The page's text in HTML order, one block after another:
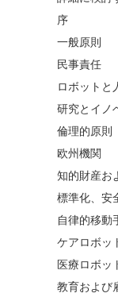
序
一般原則
民事責任
ロボットと
研究とイノ
倫理的原則
欧州機関
知的財産お
標準化、安
自律的移動
ケアロボッ
医療ロボッ
教育および